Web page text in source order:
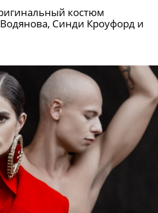
«Сияния» до арт-
Кунса: как
Хэллоуин